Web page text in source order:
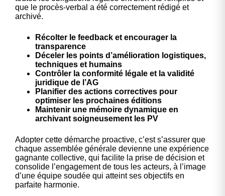
que le procès-verbal a été correctement rédigé et
archivé.
Récolter le feedback et encourager la
transparence
Déceler les points d’amélioration logistiques,
techniques et humains
Contrôler la conformité légale et la validité
juridique de l’AG
Planifier des actions correctives pour
optimiser les prochaines éditions
Maintenir une mémoire dynamique en
archivant soigneusement les PV
Adopter cette démarche proactive, c’est s’assurer que
chaque assemblée générale devienne une expérience
gagnante collective, qui facilite la prise de décision et
consolide l’engagement de tous les acteurs, à l’image
d’une équipe soudée qui atteint ses objectifs en
parfaite harmonie.